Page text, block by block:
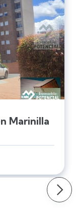
Marinilla